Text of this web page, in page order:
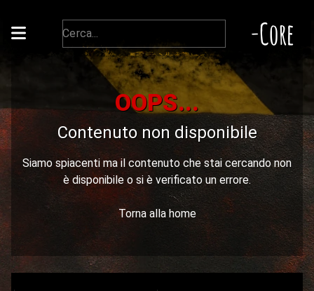
-Core
OOPS...
Contenuto non disponibile
Siamo spiacenti ma il contenuto che stai cercando non
è disponibile o si è verificato un errore.
Torna alla home